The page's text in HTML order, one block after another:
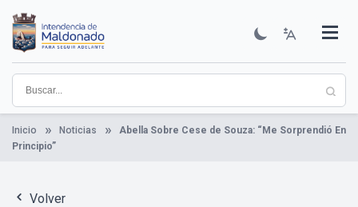
contenido
principal
Institucional
Municipios
Descubre Maldonado
Comunicación
Servicios
Guía De Trámites
Ver Noticias
Inicio Noticias
Abella Sobre Cese de Souza: “Me Sorprendió En
Principio”
Volver